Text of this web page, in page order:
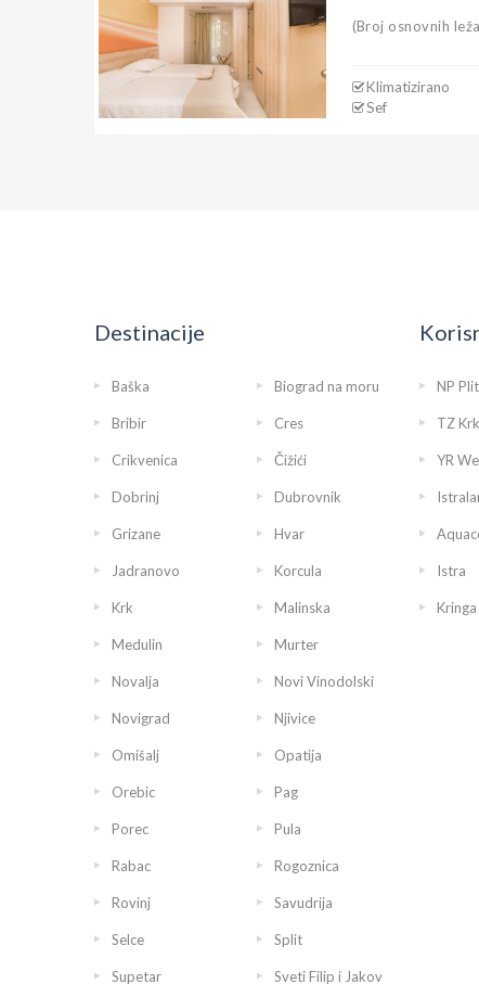
(Broj osnovnih
Klimatizirano
Sef
Destinacije
Baška Biograd na moru
Bribir Cres
Crikvenica Čižići
Dobrinj Dubrovnik
Grizane Hvar
Jadranovo Korcula
Krk Malinska
Medulin Murter
Novalja Novi Vinodolski
Novigrad Njivice
Omišalj Opatija
Orebic Pag
Porec Pula
Rabac Rogoznica
Rovinj Savudrija
Selce Split
Supetar Sveti Filip i Jakov
NP
TZ Krk
YR
Istra